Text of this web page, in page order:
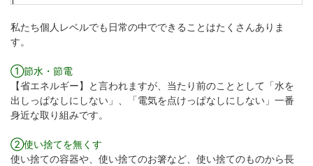
私たち個人レベルでも日常の中でできることはたくさんありま
す。
①節水・節電
【省エネルギー】と言われますが、当たり前のこととして「水を
出しっぱなしにしない」、「電気を点けっぱなしにしない」一番
身近な取り組みです。
②使い捨てを無くす
使い捨ての容器や、使い捨てのお箸など、使い捨てのものから長